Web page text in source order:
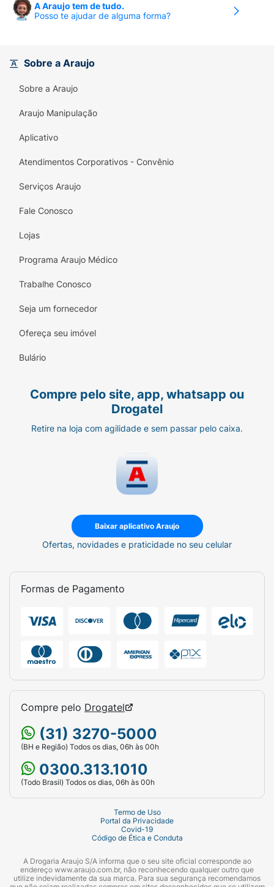
Energia e Brilho:Proporciona cabelos
A embalagem de
com o visual icônico do Enaldinho, tornando
pequenos fãs.
A Araujo tem de tudo.
Posso te ajudar de alguma forma?
Sobre a Araujo
Sobre a Araujo
Araujo Manipulação
Aplicativo
Atendimentos Corporativos - Convênio
Serviços Araujo
Fale Conosco
Lojas
Programa Araujo Médico
Trabalhe Conosco
Seja um fornecedor
Ofereça seu imóvel
Bulário
Compre pelo site, app, whatsapp ou
Drogatel
Retire na loja com agilidade e sem passar pelo caixa.
Baixar aplicativo Araujo
Ofertas, novidades e praticidade no seu celular
Formas de Pagamento
Compre pelo Drogatel
(31) 3270-5000
(BH e Região) Todos os dias, 06h às 00h
0300.313.1010
(Todo Brasil) Todos os dias, 06h às 00h
Termo de Uso
Portal da Privacidade
Covid-19
Código de Ética e Conduta
A Drogaria Araujo S/A informa que o seu site oficial corresponde ao
endereço www.araujo.com.br, não reconhecendo qualquer outro que
utilize indevidamente da sua marca. Para sua segurança recomendamos